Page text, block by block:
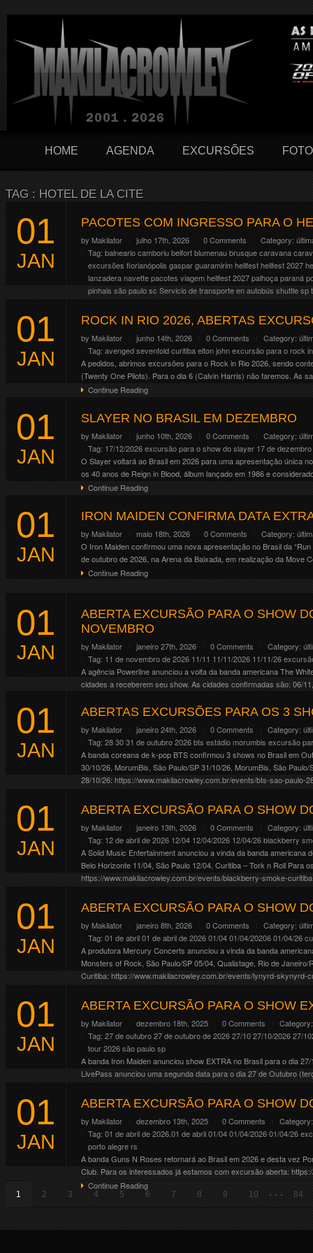
HOME AGENDA EXCURSÕES
TAG : HOTEL DE LA CITE
01
JAN
PACOTES COM INGRESSO PARA O
by Makilator julho 17th, 2026 0 Comments Category:
Tag: balneario camboriubelfortblumenaubrusquecaravana
excursões florianópolis gasparguaramirimhellfesthellfest 2027
lanzaderanavettepacotes viagem hellfest 2027palhoçaparaná
pinhais são paulosc Servicio de transporte en autobús shuttlesp
Altar . Crypt . Forge . Mainstage 01 . Mainstage 02 . Riot . Temple
01
JAN
ROCK IN RIO 2026, ABERTAS
by Makilator junho 14th, 2026 0 Comments Category:
Tag: avenged sevenfoldcuritibaelton johnexcursão para o rock
A pedidos, abrimos excursões para o Rock in Rio 2026, sendo
(Twenty One Pilots). Para o dia 6 (Calvin Harris) não faremos. As
Continue Reading
01
JAN
SLAYER NO BRASIL EM DEZEMBRO
by Makilator junho 10th, 2026 0 Comments Category:
Tag: 17/12/2026excursão para o show do slayer 17 de dezembro
O Slayer voltará ao Brasil em 2026 para uma apresentação única
os 40 anos de Reign in Blood, álbum lançado em 1986 e
Continue Reading
01
JAN
IRON MAIDEN CONFIRMA DATA
by Makilator maio 18th, 2026 0 Comments Category:
O Iron Maiden confirmou uma nova apresentação no Brasil da
de outubro de 2026, na Arena da Baixada, em realização da
Continue Reading
01
JAN
ABERTA EXCURSÃO PARA O SHOW
NOVEMBRO
by Makilator janeiro 27th, 2026 0 Comments Category:
Tag: 11 de novembro de 2026 11/11 11/11/2026 11/11/26
A agência Powerline anunciou a volta da banda americana The
cidades a receberem seu show. As cidades confirmadas são: 06/
Continue Reading
01
JAN
ABERTAS EXCURSÕES PARA OS 3
by Makilator janeiro 24th, 2026 0 Comments Category:
Tag: 28 30 31 de outubro 2026bts estádio morumbis excursão
A banda coreana de k-pop BTS confirmou 3 shows no Brasil em
30/10/26, MorumBis, São Paulo/SP 31/10/26, MorumBis, São
28/10/26: https://www.makilacrowley.com.br/events/bts-sao-
Continue Reading
01
JAN
ABERTA EXCURSÃO PARA O SHOW
by Makilator janeiro 13th, 2026 0 Comments Category:
Tag: 12 de abril de 2026 12/04 12/04/2026 12/04/26blackberry
A Solid Music Entertainment anunciou a vinda da banda
Belo Horizonte 11/04, São Paulo 12/04, Curitiba – Tork n Roll
https://www.makilacrowley.com.br/events/blackberry-smoke-
01
JAN
ABERTA EXCURSÃO PARA O SHOW
by Makilator janeiro 8th, 2026 0 Comments Category:
Tag: 01 de abril01 de abril de 202601/0401/04/2020601/04/26
A produtora Mercury Concerts anunciou a vinda da banda
Monsters of Rock, São Paulo/SP 05/04, Qualistage, Rio de
Curitiba: https://www.makilacrowley.com.br/events/lynyrd-
01
JAN
ABERTA EXCURSÃO PARA O SHOW
by Makilator dezembro 18th, 2025 0 Comments
Tag: 27 de outubro27 de outubro de 202627/1027/10/202627/
tour 2026são paulosp
A banda Iron Maiden anunciou show EXTRA no Brasil para o dia
LivePass anunciou uma segunda data para o dia 27 de Outubro
01
JAN
ABERTA EXCURSÃO PARA O SHOW
by Makilator dezembro 13th, 2025 0 Comments
Tag: 01 de abril de 2026.01 de abril01/0401/04/202601/04/26
porto alegrers
A banda Guns N Roses retornará ao Brasil em 2026 e desta vez
Club. Para os interessados já estamos com excursão aberta:
Continue Reading
1 2 3 4 5 6 7 8 9 10 . . . 84